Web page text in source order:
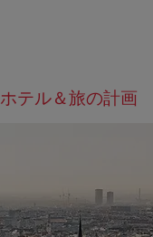
ホテル＆旅の計画